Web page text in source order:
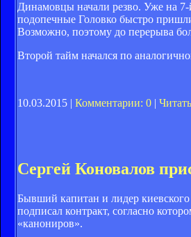
Динамовцы начали резво. Уже на
подопечные Головко быстро
Возможно, поэтому до перерыва
Второй тайм начался по
10.03.2015 | Комментарии: 0 |
Сергей Коновалов
Бывший капитан и лидер
подписал контракт, согласно
«канониров».